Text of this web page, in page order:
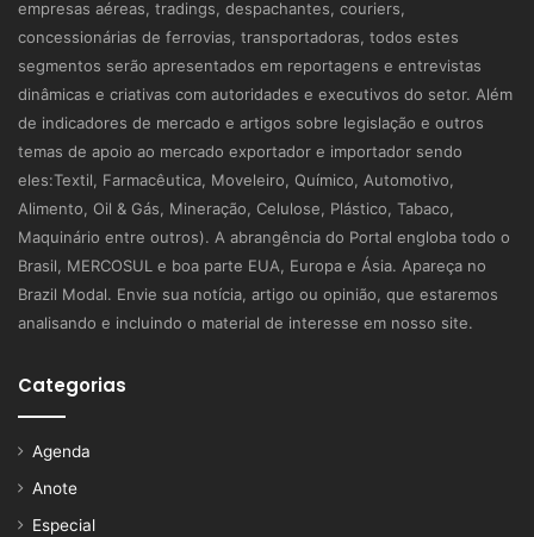
empresas aéreas, tradings, despachantes, couriers,
concessionárias de ferrovias, transportadoras, todos estes
segmentos serão apresentados em reportagens e entrevistas
dinâmicas e criativas com autoridades e executivos do setor. Além
de indicadores de mercado e artigos sobre legislação e outros
temas de apoio ao mercado exportador e importador sendo
eles:Textil, Farmacêutica, Moveleiro, Químico, Automotivo,
Alimento, Oil & Gás, Mineração, Celulose, Plástico, Tabaco,
Maquinário entre outros). A abrangência do Portal engloba todo o
Brasil, MERCOSUL e boa parte EUA, Europa e Ásia. Apareça no
Brazil Modal. Envie sua notícia, artigo ou opinião, que estaremos
analisando e incluindo o material de interesse em nosso site.
Categorias
Agenda
Anote
Especial